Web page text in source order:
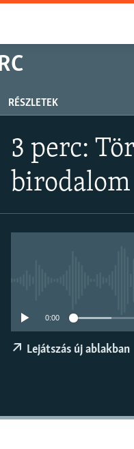
RÉSZLETEK
3 perc:
0:00
Lejátszás új ablakban